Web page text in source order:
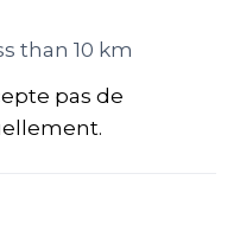
than 10 km
pas de